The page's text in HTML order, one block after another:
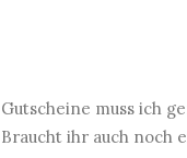
Gutscheine muss ich
Braucht ihr auch noch